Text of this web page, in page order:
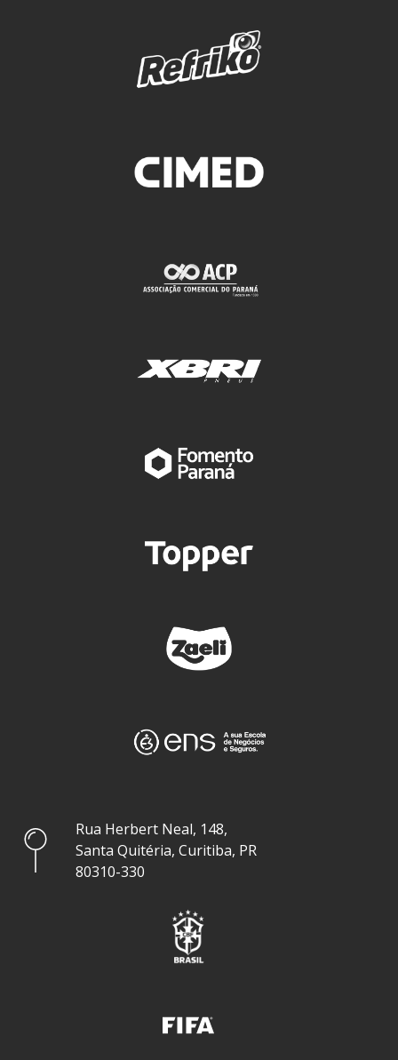
Rua Herbert Neal, 148,
Santa Quitéria, Curitiba, PR
80310-330